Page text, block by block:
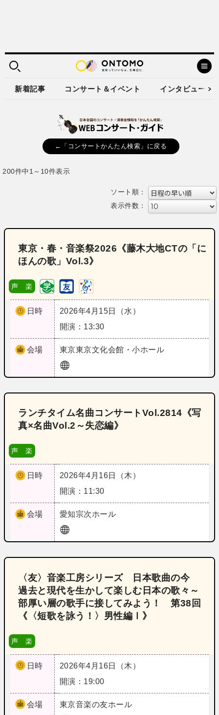
新着記事 コンサート＆イベント インタビュー
←「コンサートかんたん検索」に戻る
200件中1～10件表示
ソート順：
表示件数：
東京・春・音楽祭2026《藤木大地CTの「に
ほんの歌」Vol.3》
声 楽
日時
2026年4月15日（水）
開演：13:30
会場 東京東京文化会館・小ホール
ランチタイム名曲コンサートVol.2814《写
真×名曲Vol.2～失恋編》
声 楽
日時
2026年4月16日（木）
開演：11:30
会場 愛知宗次ホール
〈友〉音楽工房シリーズ 日本歌曲の今
過去と現代を生かして楽しむ日本の歌々～
部厚い層の歌手に接してみよう！ 第38回
《〈短歌を詠う！〉男性編Ⅰ》
声 楽
日時
2026年4月16日（木）
開演：19:00
会場 東京音楽の友ホール